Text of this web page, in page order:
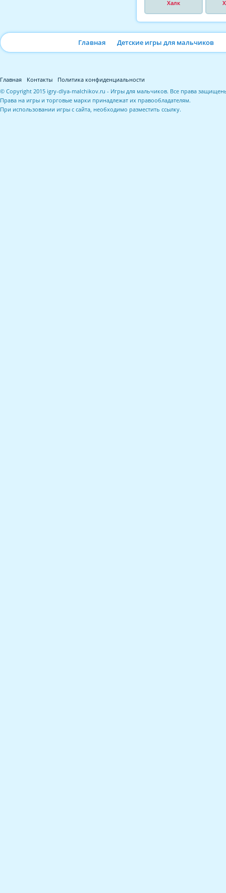
Халк
Главная Детские игры для мальчиков
Главная Контакты
Политика конфиденциальности
© Copyright 2015 igry-dlya-malchikov.ru - Игры для мальчиков. Все права
Права на игры и торговые марки принадлежат их правообладателям.
При использовании игры с сайта, необходимо разместить ссылку.